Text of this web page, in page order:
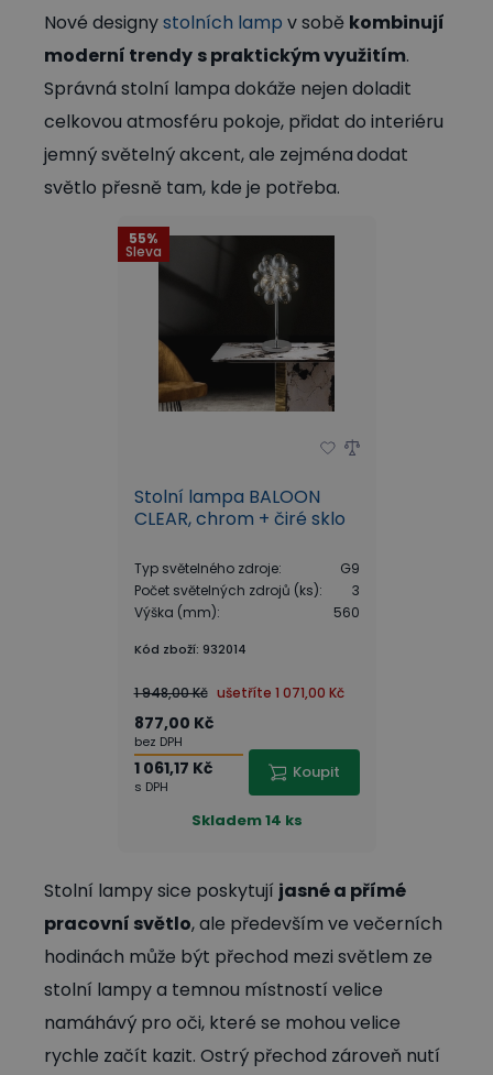
Nové designystolních lamp v sobě kombinují
moderní trendy s praktickým využitím.
Správná stolní lampa dokáže nejen doladit
celkovou atmosféru pokoje, přidat do interiéru
jemný světelný akcent, ale zejménadodat
světlo přesně tam, kde je potřeba.
55%
Sleva
Stolní lampa BALOON
CLEAR, chrom + čiré sklo
Typ světelného zdroje:
G9
Počet světelných zdrojů (ks):
3
Výška (mm): 560
Kód zboží: 932014
1 948,00 Kč ušetříte 1 071,00 Kč
877,00 Kč
bez DPH
1 061,17 Kč
s DPH
Koupit
Skladem14 ks
Stolní lampy sice poskytují jasné a přímé
pracovní světlo, ale především ve večerních
hodinách může být přechod mezi světlem ze
stolní lampy a temnou místností velice
namáhávý pro oči, které se mohou velice
rychle začít kazit. Ostrý přechod zároveň nutí